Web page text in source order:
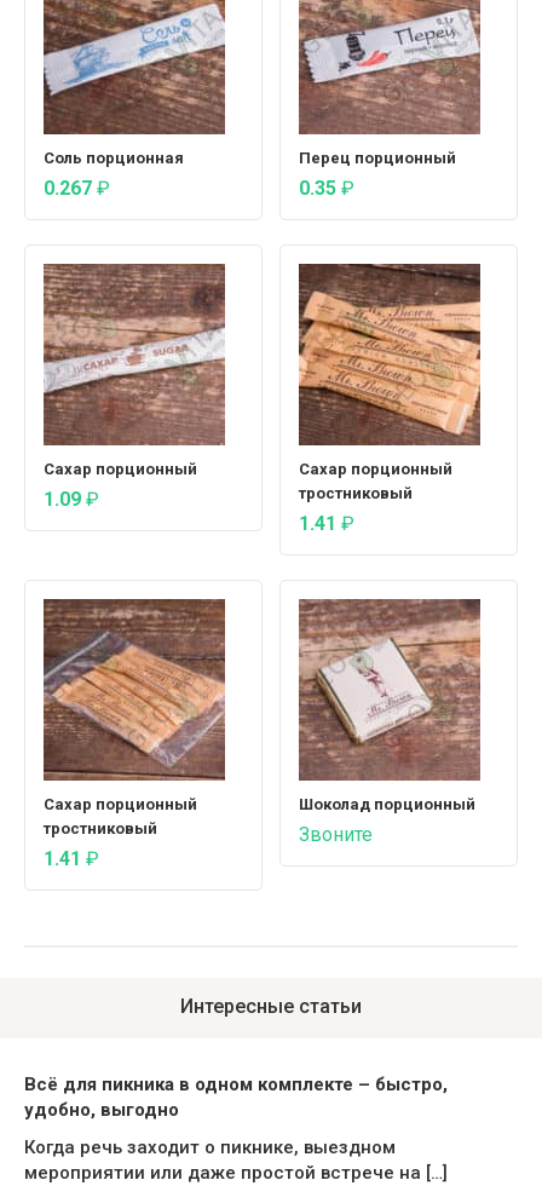
Соль порционная
0.267 ₽
Перец порционный
0.35 ₽
Сахар порционный
1.09 ₽
Сахар порционный
тростниковый
1.41 ₽
Сахар порционный
тростниковый
1.41 ₽
Шоколад порционный
Звоните
Интересные статьи
Всё для пикника в одном комплекте – быстро,
удобно, выгодно
Когда речь заходит о пикнике, выездном
мероприятии или даже простой встрече на […]